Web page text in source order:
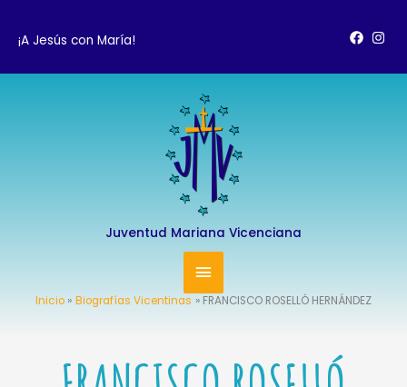
¡A Jesús con María!
Juventud Mariana Vicenciana
MENÚ
PRINCIPAL
Inicio Biografías Vicentinas FRANCISCO ROSELLÓ HERNÁNDEZ